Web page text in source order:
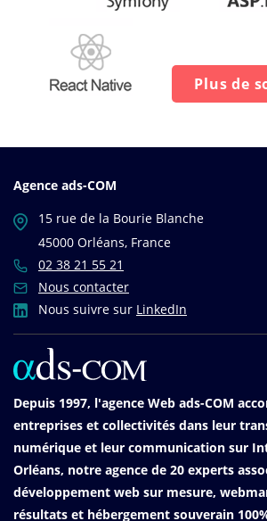
Plus de
Agence ads-COM
15 rue de la Bourie Blanche
45000 Orléans, France
02 38 21 55 21
Nous contacter
Nous suivre sur LinkedIn
Depuis 1997, l'agence Web ads-COM
entreprises et collectivités dans leur
numérique et leur communication sur
Orléans, notre agence de 20 experts
développement web sur mesure,
résultats et hébergement souverain